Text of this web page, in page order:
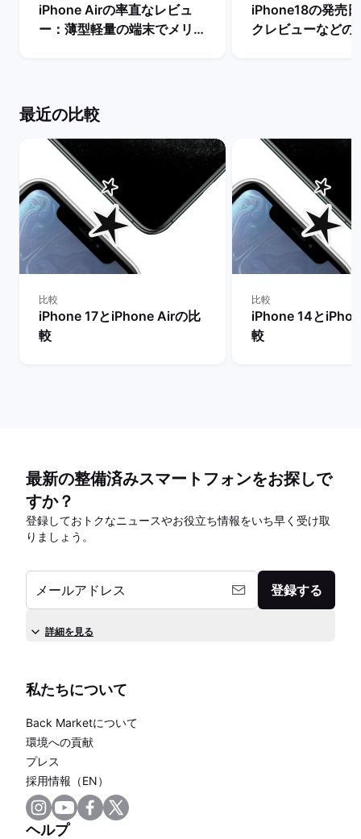
iPhone Airの率直なレビュ
ー：薄型軽量の端末でメリッ
iPhone18の発売
クレビューなどの
最近の比較
比較
iPhone 17とiPhone Airの比
較
比較
iPhone 14と
較
最新の整備済みスマートフォンをお探しで
すか？
登録しておトクなニュースやお役立ち情報をいち早く受け取
りましょう。
メールアドレス 登録する
詳細を見る
私たちについて
Back Marketについて
環境への貢献
プレス
採用情報（EN）
ヘルプ